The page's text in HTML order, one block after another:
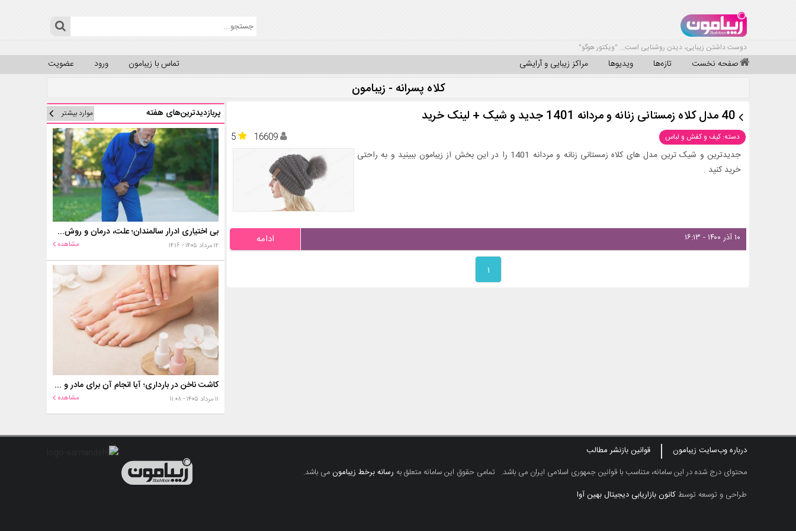
دوست داشتن زیبایی، دیدن روشنایی است... "ویکتور هوگو"
صفحه نخست تازه‌ها ویدیوها مراکز زیبایی و آرایشی عضویت ورود تماس با زیبامون
کلاه پسرانه - زیبامون
40 مدل کلاه زمستانی زنانه و مردانه 1401 جدید و شیک + لینک خرید
دسته: کیف و کفش و لباس 5
16609
جدیدترین و شیک ترین مدل های کلاه زمستانی زنانه و مردانه 1401 را در این بخش از زیبامون ببینید و به راحتی
خرید کنید .
۱۰ آذر ۱۴۰۰ - ۱۶:۱۳ ادامه
۱
پربازدیدترین‌های هفته موارد بیشتر
بی اختیاری ادرار سالمندان؛ علت، درمان و روش‌های کنترل در منزل
۱۲ مرداد ۱۴۰۵ - ۱۴:۱۶ مشاهده
کاشت ناخن در بارداری؛ آیا انجام آن برای مادر و جنین خطر دارد؟
۱۱ مرداد ۱۴۰۵ - ۱۱:۰۸ مشاهده
درباره وب‌سایت زیبامون
قوانین بازنشر مطالب
محتوای درج شده در این سامانه، متناسب با قوانین جمهوری اسلامی ایران می باشد. تمامی حقوق این سامانه متعلق به رسانه برخط زیبامونمی باشد.
طراحی و توسعه توسطکانون بازاریابی دیجیتال بهین آوا